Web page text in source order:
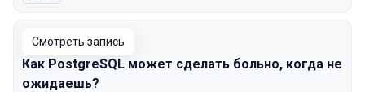
Смотреть запись
Как PostgreSQL может сделать больно, когда не
ожидаешь?